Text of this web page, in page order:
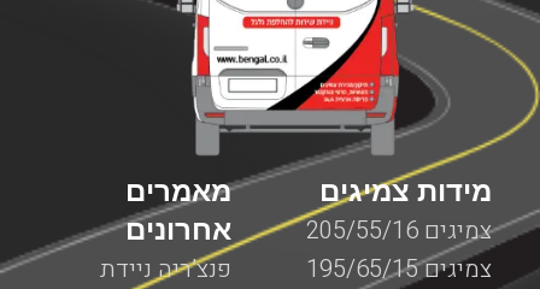
מאמרים
אחרונים
פנצ’ריה ניידת
מידות צמיגים
צמיגים 205/55/16
צמיגים 195/65/15